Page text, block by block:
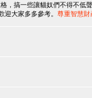
，搞一些讓貓奴們不得不
大家多多參考。 尊重智慧財